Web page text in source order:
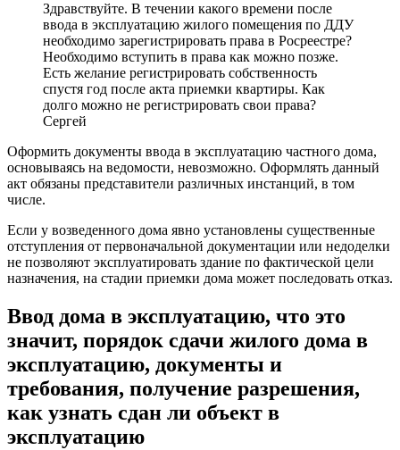
Здравствуйте. В течении какого времени после
ввода в эксплуатацию жилого помещения по ДДУ
необходимо зарегистрировать права в Росреестре?
Необходимо вступить в права как можно позже.
Есть желание регистрировать собственность
спустя год после акта приемки квартиры. Как
долго можно не регистрировать свои права?
Сергей
Оформить документы ввода в эксплуатацию частного дома,
основываясь на ведомости, невозможно. Оформлять данный
акт обязаны представители различных инстанций, в том
числе.
Если у возведенного дома явно установлены существенные
отступления от первоначальной документации или недоделки
не позволяют эксплуатировать здание по фактической цели
назначения, на стадии приемки дома может последовать отказ.
Ввод дома в эксплуатацию, что это
значит, порядок сдачи жилого дома в
эксплуатацию, документы и
требования, получение разрешения,
как узнать сдан ли объект в
эксплуатацию